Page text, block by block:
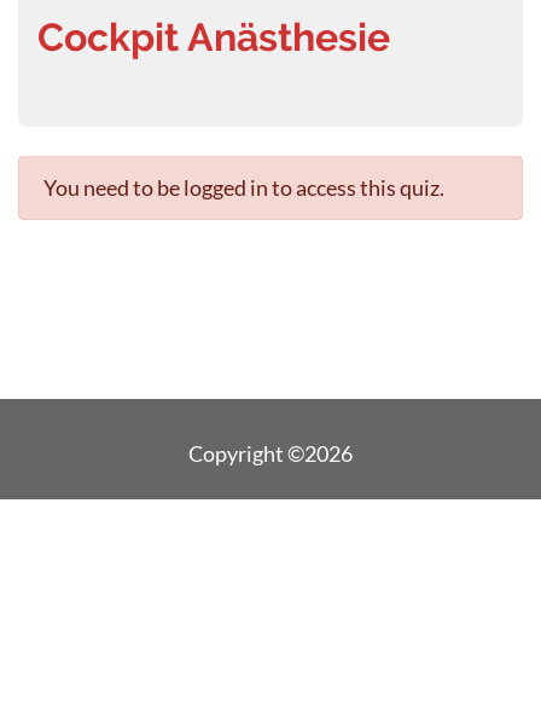
Cockpit Anästhesie
You need to be logged in to access this quiz.
Copyright ©2026